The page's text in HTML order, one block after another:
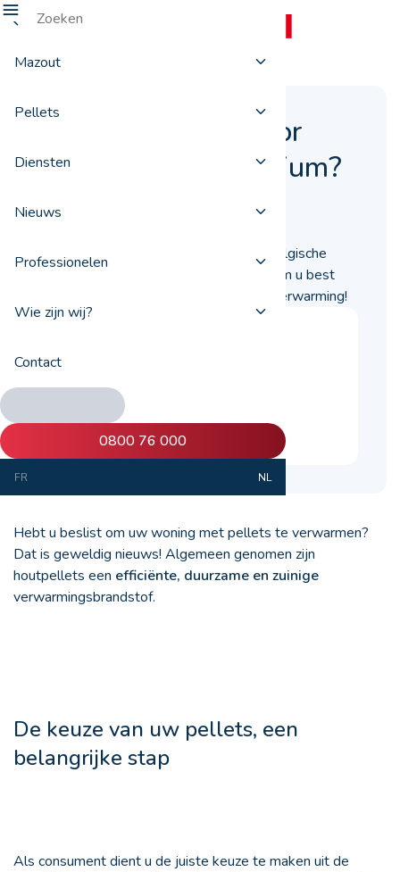
Mazout
Pellets
Diensten
Nieuws
Professionelen
Wie zijn wij?
Contact
0800 76 000
FR NL
Waarom kiezen voor
Total Pellets Premium?
Er zijn heel wat pelletmerken op de Belgische
markt. In dit artikel vertellen we waarom u best
Total Pellets Premium kiest voor uw verwarming!
Hebt u beslist om uw woning met pellets te verwarmen?
Dat is geweldig nieuws! Algemeen genomen zijn
houtpellets een efficiënte, duurzame en zuinige
verwarmingsbrandstof.
De keuze van uw pellets, een
belangrijke stap
Als consument dient u de juiste keuze te maken uit de